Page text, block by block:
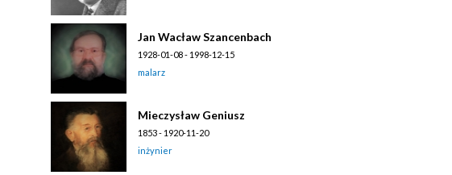
Jan Wacław Szancenbach
1928-01-08 - 1998-12-15
malarz
Mieczysław Geniusz
1853 - 1920-11-20
inżynier